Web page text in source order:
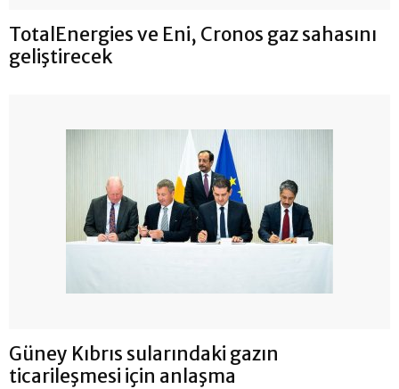
TotalEnergies ve Eni, Cronos gaz sahasını
geliştirecek
Güney Kıbrıs sularındaki gazın
ticarileşmesi için anlaşma